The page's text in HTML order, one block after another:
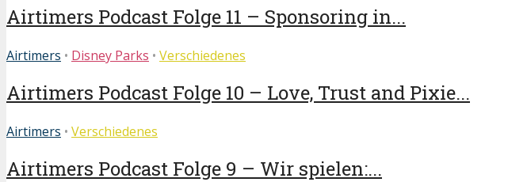
Airtimers Podcast Folge 11 – Sponsoring in...
Airtimers • Disney Parks • Verschiedenes
Airtimers Podcast Folge 10 – Love, Trust and Pixie...
Airtimers • Verschiedenes
Airtimers Podcast Folge 9 – Wir spielen:...